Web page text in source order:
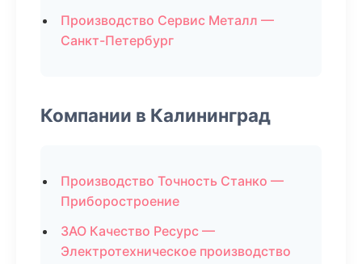
Производство Сервис Металл —
Санкт-Петербург
Компании в Калининград
Производство Точность Станко —
Приборостроение
ЗАО Качество Ресурс —
Электротехническое производство